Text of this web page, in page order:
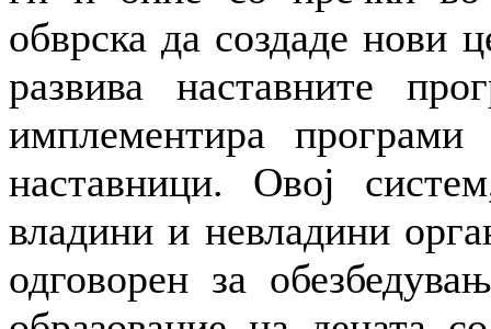
обврска да создаде нови
развива наставните
имплементира
наставници. Овој
владини и невладини
одговорен за